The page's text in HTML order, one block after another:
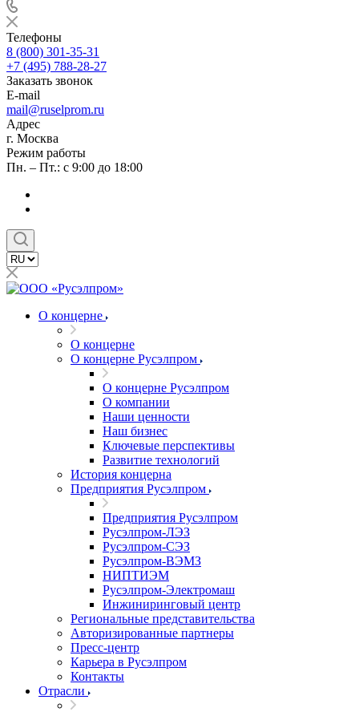
Телефоны
8 (800) 301-35-31
+7 (495) 788-28-27
Заказать звонок
E-mail
mail@ruselprom.ru
Адрес
г. Москва
Режим работы
Пн. – Пт.: с 9:00 до 18:00
О концерне
О концерне
О концерне Русэлпром
О концерне Русэлпром
О компании
Наши ценности
Наш бизнес
Ключевые перспективы
Развитие технологий
История концерна
Предприятия Русэлпром
Предприятия Русэлпром
Русэлпром-ЛЭЗ
Русэлпром-СЭЗ
Русэлпром-ВЭМЗ
НИПТИЭМ
Русэлпром-Электромаш
Инжиниринговый центр
Региональные представительства
Авторизированные партнеры
Пресс-центр
Карьера в Русэлпром
Контакты
Отрасли